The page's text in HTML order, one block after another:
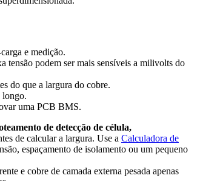
e medição.
tensão podem ser mais sensíveis a milivolts do
do que a largura do cobre.
longo.
uma PCB BMS.
de detecção de célula,
de calcular a largura. Use a Calculadora de
espaçamento de isolamento ou um pequeno
e cobre de camada externa pesada apenas